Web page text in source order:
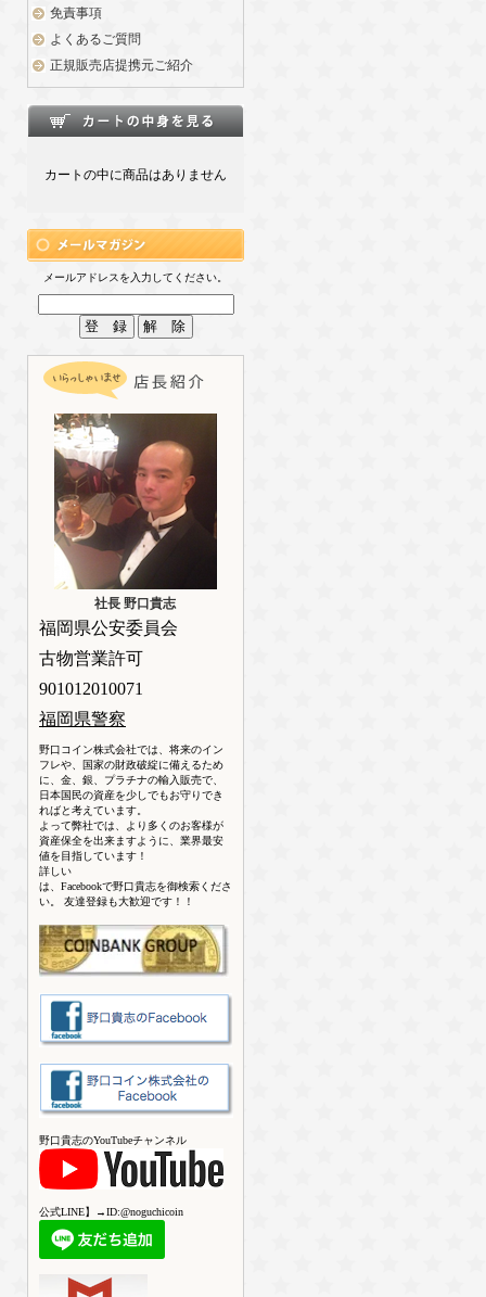
免責事項
よくあるご質問
正規販売店提携元ご紹介
カートの中に商品はありません
メールアドレスを入力してください。
社長 野口貴志
福岡県公安委員会
古物営業許可
901012010071
福岡県警察
野口コイン株式会社では、将来のイン
フレや、国家の財政破綻に備えるため
に、金、銀、プラチナの輸入販売で、
日本国民の資産を少しでもお守りでき
ればと考えています。
よって弊社では、より多くのお客様が
資産保全を出来ますように、業界最安
値を目指しています！
詳しい
は、Facebookで野口貴志を御検索くださ
い。 友達登録も大歓迎です！！
野口貴志のYouTubeチャンネル
公式LINE】→ID:@noguchicoin